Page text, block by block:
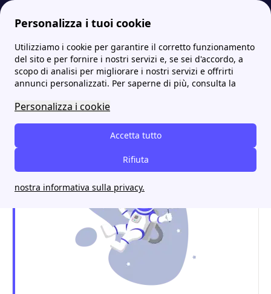
Personalizza i tuoi cookie
Utilizziamo i cookie per garantire il corretto funzionamento
del sito e per fornire i nostri servizi e, se sei d'accordo, a
scopo di analisi per migliorare i nostri servizi e offrirti
annunci personalizzati. Per saperne di più, consulta la
Personalizza i cookie
Accetta tutto
Rifiuta
nostra informativa sulla privacy.
Energia-Luce.it Sportelli ENGIE: l'elenco completo per trovare il più comodo! Engie a Voghera: uffici, tariffe luce e gas e contatti utili
Engie a Voghera: uffici,
tariffe luce e gas e contatti
utili